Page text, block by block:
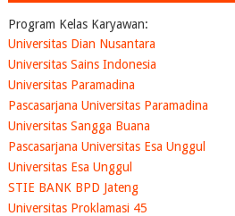
Program Kelas Karyawan:
Universitas Dian Nusantara
Universitas Sains Indonesia
Universitas Paramadina
Pascasarjana Universitas Paramadina
Universitas Sangga Buana
Pascasarjana Universitas Esa Unggul
Universitas Esa Unggul
STIE BANK BPD Jateng
Universitas Proklamasi 45